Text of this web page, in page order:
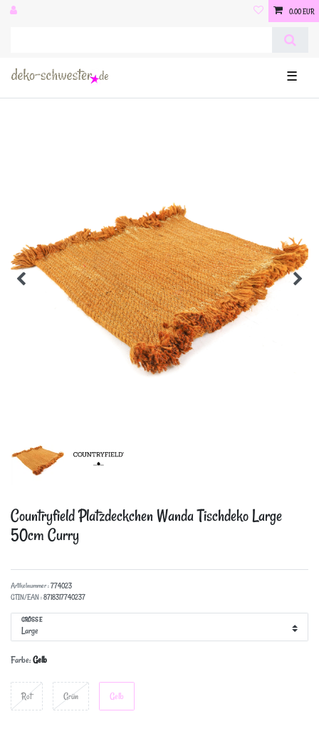
0,00 EUR
☰
Countryfield Platzdeckchen Wanda TischdekoLarge
50cm Curry
Artikelnummer :774023
GTIN/EAN :8718317740237
GRÖSSE
Farbe:Gelb
Rot Grün Gelb